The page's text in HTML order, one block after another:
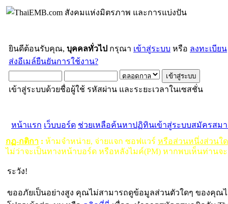
ยินดีต้อนรับคุณ, บุคคลทั่วไป กรุณา เข้าสู่ระบบ หรือ ลงทะเบียน
ส่งอีเมล์ยืนยันการใช้งาน?
เข้าสู่ระบบด้วยชื่อผู้ใช้ รหัสผ่าน และระยะเวลาในเซสชั่น
หน้าแรก เว็บบอร์ด ช่วยเหลือค้นหาปฏิทินเข้าสู่ระบบสมัครสม
กฏ-กติกา : ห้ามจำหน่าย, จ่ายแจก ซอฟแวร์ หรือส่วนหนึ่งส่วนใ
ไม่ว่าจะเป็นทางหน้าบอร์ด หรือหลังไมค์(PM) หากพบเห็นท่านจ
ระวัง!
ขออภัยเป็นอย่างสูง คุณไม่สามารถดูข้อมูลส่วนตัวใดๆ ของคุณ